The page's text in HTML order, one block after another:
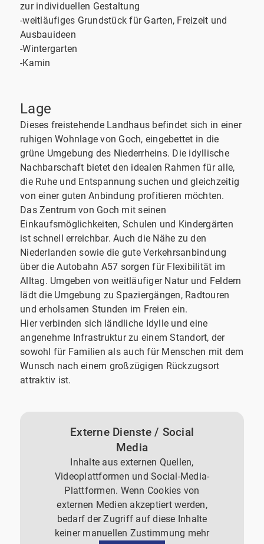
zur individuellen Gestaltung
-weitläufiges Grundstück für Garten, Freizeit und
Ausbauideen
-Wintergarten
-Kamin
Lage
Dieses freistehende Landhaus befindet sich in einer
ruhigen Wohnlage von Goch, eingebettet in die
grüne Umgebung des Niederrheins. Die idyllische
Nachbarschaft bietet den idealen Rahmen für alle,
die Ruhe und Entspannung suchen und gleichzeitig
von einer guten Anbindung profitieren möchten.
Das Zentrum von Goch mit seinen
Einkaufsmöglichkeiten, Schulen und Kindergärten
ist schnell erreichbar. Auch die Nähe zu den
Niederlanden sowie die gute Verkehrsanbindung
über die Autobahn A57 sorgen für Flexibilität im
Alltag. Umgeben von weitläufiger Natur und Feldern
lädt die Umgebung zu Spaziergängen, Radtouren
und erholsamen Stunden im Freien ein.
Hier verbinden sich ländliche Idylle und eine
angenehme Infrastruktur zu einem Standort, der
sowohl für Familien als auch für Menschen mit dem
Wunsch nach einem großzügigen Rückzugsort
attraktiv ist.
Externe Dienste / Social
Media
Inhalte aus externen Quellen,
Videoplattformen und Social-Media-
Plattformen. Wenn Cookies von
externen Medien akzeptiert werden,
bedarf der Zugriff auf diese Inhalte
keiner manuellen Zustimmung mehr